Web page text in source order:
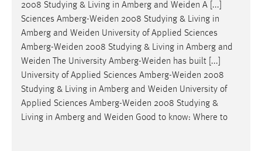
2008 Studying & Living in Amberg and Weiden A [...]
Sciences Amberg-Weiden 2008 Studying & Living in
Amberg and Weiden University of Applied Sciences
Amberg-Weiden 2008 Studying & Living in Amberg and
Weiden The University Amberg-Weiden has built [...]
University of Applied Sciences Amberg-Weiden 2008
Studying & Living in Amberg and Weiden University of
Applied Sciences Amberg-Weiden 2008 Studying &
Living in Amberg and Weiden Good to know: Where to